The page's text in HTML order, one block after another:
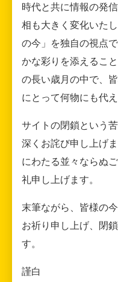
時代と共に情報の発
相も大きく変化いた
の今」を独自の視点
かな彩りを添えるこ
の長い歳月の中で、
にとって何物にも代
サイトの閉鎖という
深くお詫び申し上げ
にわたる並々ならぬ
礼申し上げます。
末筆ながら、皆様の
お祈り申し上げ、閉
す。
謹白